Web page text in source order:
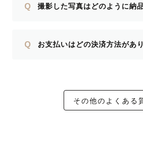
Q 撮影した写真はどのように納
Q お支払いはどの決済方法があ
その他のよくある